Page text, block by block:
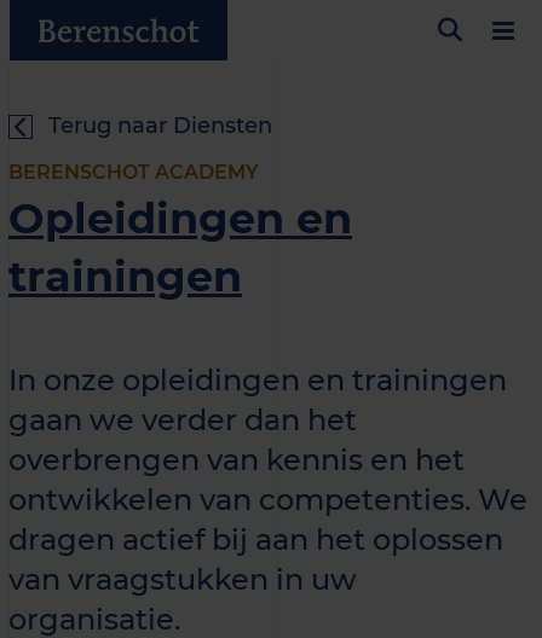
Terug naar Diensten
BERENSCHOT ACADEMY
Opleidingen en
trainingen
In onze opleidingen en trainingen
gaan we verder dan het
overbrengen van kennis en het
ontwikkelen van competenties. We
dragen actief bij aan het oplossen
van vraagstukken in uw
organisatie.